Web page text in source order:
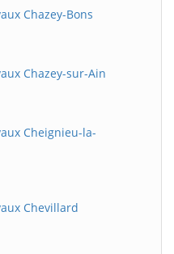
Chazey-Bons
Chazey-sur-Ain
Cheignieu-la-
Chevillard